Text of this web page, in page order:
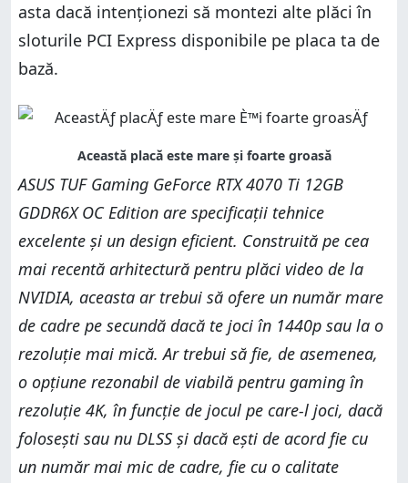
asta dacă intenționezi să montezi alte plăci în
sloturile PCI Express disponibile pe placa ta de
bază.
ASUS TUF Gaming GeForce RTX 4070 Ti 12GB
GDDR6X OC Edition are specificații tehnice
excelente și un design eficient. Construită pe cea
mai recentă arhitectură pentru plăci video de la
NVIDIA, aceasta ar trebui să ofere un număr mare
de cadre pe secundă dacă te joci în 1440p sau la o
rezoluție mai mică. Ar trebui să fie, de asemenea,
o opțiune rezonabil de viabilă pentru gaming în
rezoluție 4K, în funcție de jocul pe care-l joci, dacă
folosești sau nu DLSS și dacă ești de acord fie cu
un număr mai mic de cadre, fie cu o calitate